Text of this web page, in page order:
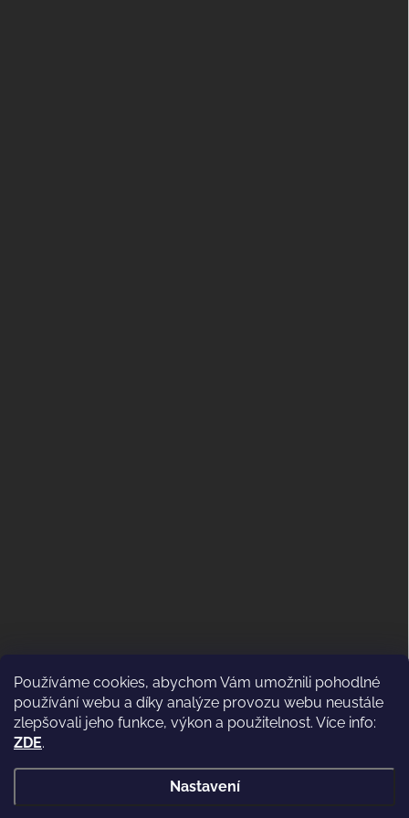
Používáme cookies, abychom Vám umožnili pohodlné
používání webu a díky analýze provozu webu neustále
zlepšovali jeho funkce, výkon a použitelnost. Více info:
ZDE.
Nastavení
ODSTOUPENÍ OD KUPNÍ SMLOUVY
(VRÁCENÍ)